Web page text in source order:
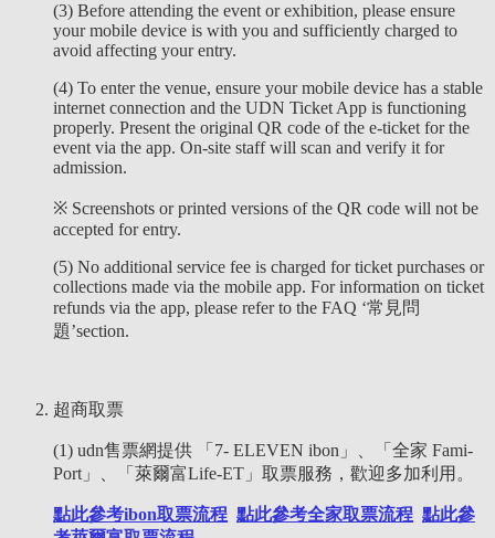
(3) Before attending the event or exhibition, please ensure
your mobile device is with you and sufficiently charged to
avoid affecting your entry.
(4) To enter the venue, ensure your mobile device has a stable
internet connection and the UDN Ticket App is functioning
properly. Present the original QR code of the e-ticket for the
event via the app. On-site staff will scan and verify it for
admission.
※ Screenshots or printed versions of the QR code will not be
accepted for entry.
(5) No additional service fee is charged for ticket purchases or
collections made via the mobile app. For information on ticket
refunds via the app, please refer to the FAQ ‘常見問
題’section.
超商取票
(1) udn售票網提供 「7- ELEVEN ibon」、「全家 Fami-
Port」、「萊爾富Life-ET」取票服務，歡迎多加利用。
點此參考ibon取票流程 點此參考全家取票流程 點此參